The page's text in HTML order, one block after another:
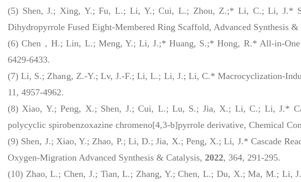
(5) Shen, J.; Xing, Y.; Fu, L.; Li, Y.; Cui, L.; Zhou, Z.;* Li, C.; Li, J.*
Dihydropyrrole Fused Eight-Membered Ring Scaffold, Advanced Synthesis &
(6) Chen，H.; Lin, L.; Meng, Y.; Li, J.;* Huang, S.;* Hong, R.* All-in-One
6429-6433.
(7) Li, S.; Zhang, Z.-Y.; Lv, J.-F.; Li, L.; Li, J.; Li, C.* Macrocyclization-
11, 4957-4962.
(8) Xiao, Y.; Peng, X.; Shen, J.; Cui, L.; Lu, S.; Jia, X.; Li, C.; Li, J.*
polycyclic spirobenzoxazine chromeno[4,3-b]pyrrole derivative, Chemical
(9) Shen, J.; Xiao, Y.; Zhao, P.; Li, D.; Jia, X.; Peng, X.; Li, J.* Cascade
Oxygen-Migration Advanced Synthesis & Catalysis, 2022, 364, 291-295.
(10) Zhao, L.; Chen, J.; Tian, L.; Zhang, Y.; Chen, L.; Du, X.; Ma, M.; Li,